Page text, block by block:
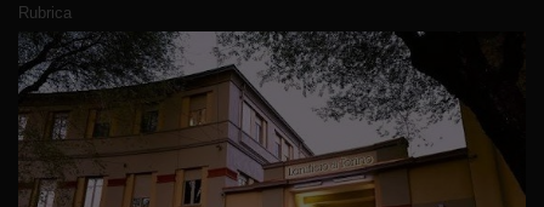
Rubrica